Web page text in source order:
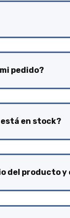
pedido?
en stock?
del producto y